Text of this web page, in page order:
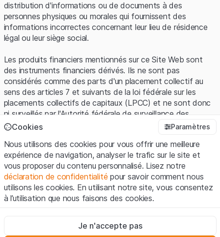
Erreur du serveur.
distribution d'informations ou de documents à des
personnes physiques ou morales qui fournissent des
informations incorrectes concernant leur lieu de résidence
légal ou leur siège social.
Les produits financiers mentionnés sur ce Site Web sont
des instruments financiers dérivés. Ils ne sont pas
considérés comme des parts d'un placement collectif au
sens des articles 7 et suivants de la loi fédérale sur les
placements collectifs de capitaux (LPCC) et ne sont donc
ni surveillés par l'Autorité fédérale de surveillance des
marchés financiers (FINMA) ni enregistrés auprès de la
protection spécifique des investisseurs prévue par la LPCC.
Conditions d'utilisation et informations juridiques
En utilisant le Site Web de Leonteq Securities AG (ci-après
"Site Web"), vous confirmez que vous avez compris et que
vous acceptez les informations juridiques, les notes
vous n'acceptez pas les Conditions d'utilisation, veuillez-
vous abstenir d'utiliser ce Site Web.
Cookies Paramètres
Nous utilisons des cookies pour vous offrir une meilleure
expérience de navigation, analyser le trafic sur le site et
vous proposer du contenu personnalisé. Lisez notre
déclaration de confidentialité pour savoir comment nous
utilisons les cookies. En utilisant notre site, vous consentez
à l’utilisation que nous faisons des cookies.
Ces cookies sont nécessaires au bon fonctionnement du site
Je n'accepte pas